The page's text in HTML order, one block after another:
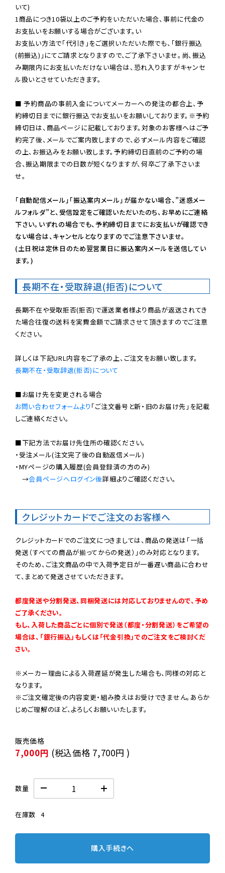
いて)
1商品につき10袋以上のご予約をいただいた場合、事前に代金の
お支払いをお願いする場合がございます。い
お支払い方法で「代引き」をご選択いただいた際でも、「銀行振込
(前振込)」にてご請求となりますので、ご了承下さいませ。尚、振込
み期限内にお支払いただけない場合は、恐れ入りますがキャンセ
ル扱いとさせていただきます。
■ 予約商品の事前入金についてメーカーへの発注の都合上、予
約締切日までに銀行振込でお支払いをお願いしております。※予約
締切日は、商品ページに記載しております。対象のお客様へはご予
約完了後、メールでご案内致しますので、必ずメール内容をご確認
の上、お振込みをお願い致します。予約締切日直前のご予約の場
合、振込期限までの日数が短くなりますが、何卒ご了承下さいま
せ。
「自動配信メール」「振込案内メール」が届かない場合、”迷惑メー
ルフォルダ”と、受信設定をご確認いただいたのち、お早めにご連絡
下さい。いずれの場合でも、予約締切日までにお支払いが確認でき
ない場合は、キャンセルとなりますのでご注意下さいませ。
(土日祝は定休日のため翌営業日に振込案内メールを送信してい
ます。)
長期不在・受取辞退(拒否)について
長期不在や受取拒否(拒否)で運送業者様より商品が返送されてき
た場合往復の送料を実費金額でご請求させて頂きますのでご注意
ください。
長期不在・受取辞退(拒否)について
お問い合わせフォームより 「ご注文番号と新・旧のお届け先」を記載
しご連絡ください。
■下記方法でお届け先住所の確認ください。
・受注メール(注文完了後の自動返信メール)
・MYページの購入履歴(会員登録済の方のみ)
→会員ページへログイン後詳細よりご確認ください。
クレジットカードでご注文のお客様へ
クレジットカードでのご注文につきましては、商品の発送は「一括
発送（すべての商品が揃ってからの発送）」のみ対応となります。
そのため、ご注文商品の中で入荷予定日が一番遅い商品に合わせ
て、まとめて発送させていただきます。
都度発送や分割発送、同梱発送には対応しておりませんので、予め
ご了承ください。
もし、入荷した商品ごとに個別で発送（都度・分割発送）をご希望の
場合は、「銀行振込」もしくは「代金引換」でのご注文をご検討くだ
さい。
※メーカー理由による入荷遅延が発生した場合も、同様の対応と
なります。
※ご注文確定後の内容変更・組み換えはお受けできません。あらか
じめご理解のほど、よろしくお願いいたします。
7,000円 (税込価格 7,700円 )
数量
在庫数 4
購入手続きへ